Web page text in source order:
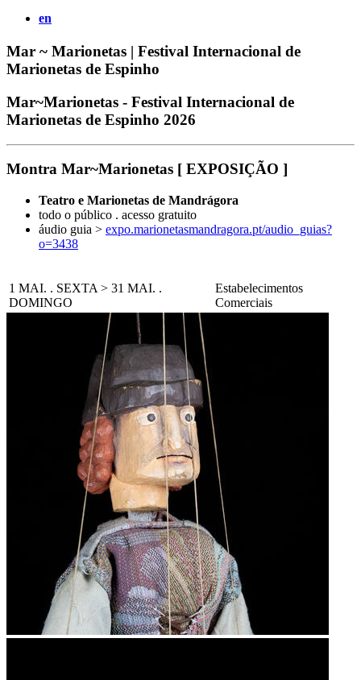
en
Mar ~ Marionetas | Festival Internacional de
Marionetas de Espinho
Mar~Marionetas - Festival Internacional de
Marionetas de Espinho 2026
Montra Mar~Marionetas [ EXPOSIÇÃO ]
Teatro e Marionetas de Mandrágora
todo o público . acesso gratuito
áudio guia > expo.marionetasmandragora.pt/audio_guias?
o=3438
1 MAI. . SEXTA > 31 MAI. .
DOMINGO
Estabelecimentos
Comerciais